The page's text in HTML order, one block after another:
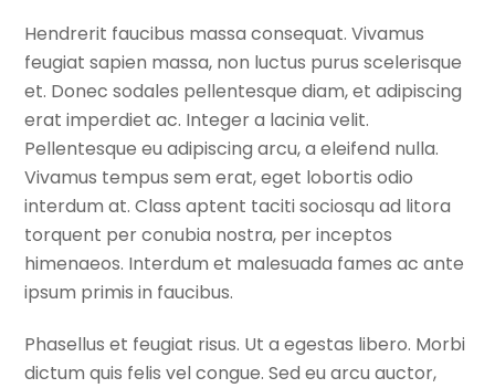
Hendrerit faucibus massa consequat. Vivamus
feugiat sapien massa, non luctus purus scelerisque
et. Donec sodales pellentesque diam, et adipiscing
erat imperdiet ac. Integer a lacinia velit.
Pellentesque eu adipiscing arcu, a eleifend nulla.
Vivamus tempus sem erat, eget lobortis odio
interdum at. Class aptent taciti sociosqu ad litora
torquent per conubia nostra, per inceptos
himenaeos. Interdum et malesuada fames ac ante
ipsum primis in faucibus.
Phasellus et feugiat risus. Ut a egestas libero. Morbi
dictum quis felis vel congue. Sed eu arcu auctor,